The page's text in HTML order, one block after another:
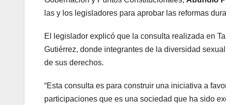
las y los legisladores para aprobar las reformas
El legislador explicó que la consulta realizada en
Gutiérrez, donde integrantes de la diversidad
de sus derechos.
“Esta consulta es para construir una iniciativa a
participaciones que es una sociedad que ha sido